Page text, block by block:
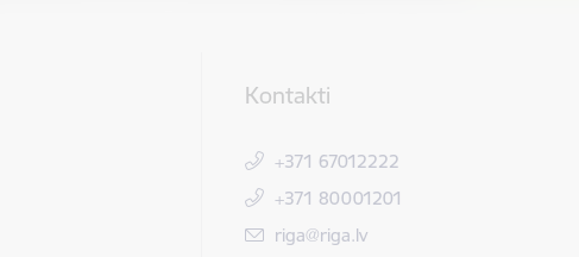
Kontakti
+371 67012222
+371 80001201
E-pasts:
riga@riga.lv